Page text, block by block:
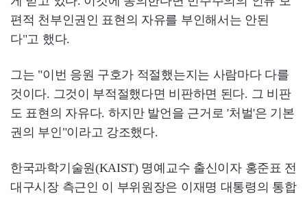
편적 천부인권인 표현의 자유를 부인해서는 안된
다"고 했다.
그는 "이번 응원 구호가 적절했는지는 사람마다 다를
것이다. 그것이 부적절했다면 비판하면 된다. 그 비판
도 표현의 자유다. 하지만 발언을 근거로 '처벌'은 기본
권의 부인"이라고 강조했다.
한국과학기술원(KAIST) 명예교수 출신이자 홍준표 전
대구시장 측근인 이 부위원장은 이재명 대통령의 통합